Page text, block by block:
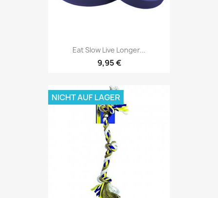
Eat Slow Live Longer...
9,95 €
NICHT AUF LAGER